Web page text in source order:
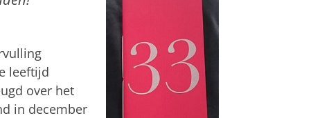
leeftijd
over het
in december